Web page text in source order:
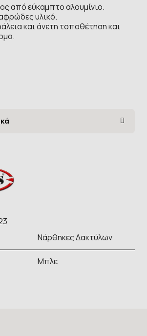
από εύκαμπτο αλουμίνιο.
υλικό.
και άνετη τοποθέτηση και
Νάρθηκες Δακτύλων
Μπλε